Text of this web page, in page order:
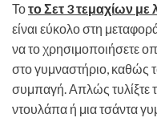
Τοτο Σετ 3 τεμαχίων με
είναι εύκολο στη
να το χρησιμοποιήσετε
στο γυμναστήριο, καθώς
συμπαγή. Απλώς τυλίξτε
ντουλάπα ή μια τσάντα